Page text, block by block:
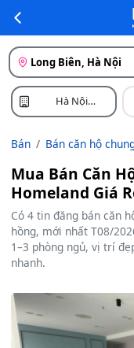
Long Biên, Hà Nội
Hà Nội
Homeland
Bán Bán căn hộ
Mua Bán Căn
Homeland Giá
Có 4 tin đăng bán căn
hồng, mới nhất T08/
1–3 phòng ngủ, vị trí
nhanh.